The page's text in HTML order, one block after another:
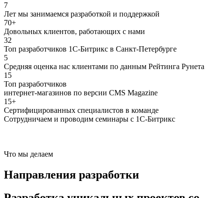
7
Лет мы занимаемся разработкой и поддержкой
70+
Довольных клиентов, работающих с нами
32
Топ разработчиков 1С-Битрикс в Санкт-Петербурге
5
Средняя оценка нас клиентами по данным Рейтинга Рунета
15
Топ разработчиков
интернет-магазинов по версии CMS Magazine
15+
Сертифицированных специалистов в команде
Сотрудничаем и проводим семинары с 1С-Битрикс
Что мы делаем
Направления разработки